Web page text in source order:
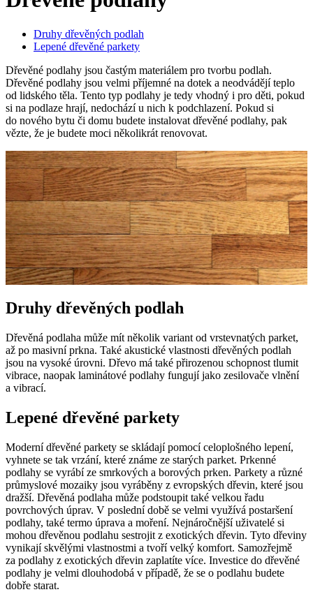
Druhy dřevěných podlah
Lepené dřevěné parkety
Dřevěné podlahy jsou častým materiálem pro tvorbu podlah.
Dřevěné podlahy jsou velmi příjemné na dotek a neodvádějí teplo
od lidského těla. Tento typ podlahy je tedy vhodný i pro děti, pokud
si na podlaze hrají, nedochází u nich k podchlazení. Pokud si
do nového bytu či domu budete instalovat dřevěné podlahy, pak
vězte, že je budete moci několikrát renovovat.
Druhy dřevěných podlah
Dřevěná podlaha může mít několik variant od vrstevnatých parket,
až po masivní prkna. Také akustické vlastnosti dřevěných podlah
jsou na vysoké úrovni. Dřevo má také přirozenou schopnost tlumit
vibrace, naopak laminátové podlahy fungují jako zesilovače vlnění
a vibrací.
Lepené dřevěné parkety
Moderní dřevěné parkety se skládají pomocí celoplošného lepení,
vyhnete se tak vrzání, které známe ze starých parket. Prkenné
podlahy se vyrábí ze smrkových a borových prken. Parkety a různé
průmyslové mozaiky jsou vyráběny z evropských dřevin, které jsou
dražší. Dřevěná podlaha může podstoupit také velkou řadu
povrchových úprav. V poslední době se velmi využívá postaršení
podlahy, také termo úprava a moření. Nejnáročnější uživatelé si
mohou dřevěnou podlahu sestrojit z exotických dřevin. Tyto dřeviny
vynikají skvělými vlastnostmi a tvoří velký komfort. Samozřejmě
za podlahy z exotických dřevin zaplatíte více. Investice do dřevěné
podlahy je velmi dlouhodobá v případě, že se o podlahu budete
dobře starat.